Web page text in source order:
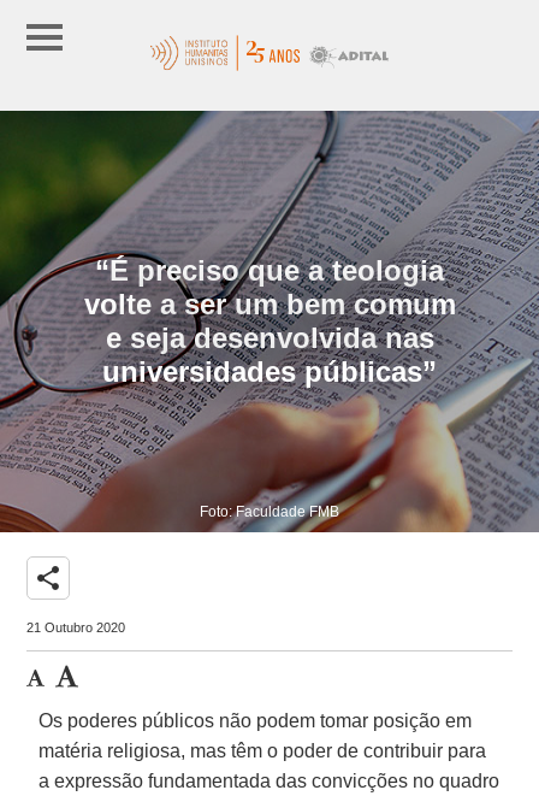
“É preciso que a teologia
volte a ser um bem comum
e seja desenvolvida nas
universidades públicas”
Foto: Faculdade FMB
share
21 Outubro 2020
Os poderes públicos não podem tomar posição em
matéria religiosa, mas têm o poder de contribuir para
a expressão fundamentada das convicções no quadro